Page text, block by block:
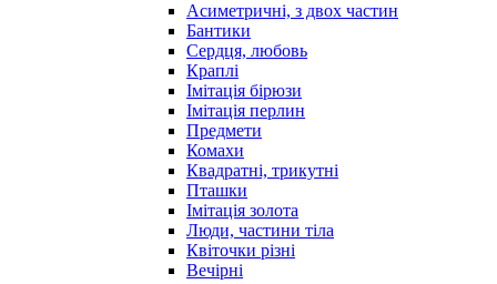
Асиметричні, з двох частин
Бантики
Сердця, любовь
Краплі
Імітація бірюзи
Імітація перлин
Предмети
Комахи
Квадратні, трикутні
Пташки
Імітація золота
Люди, частини тіла
Квіточки різні
Вечірні